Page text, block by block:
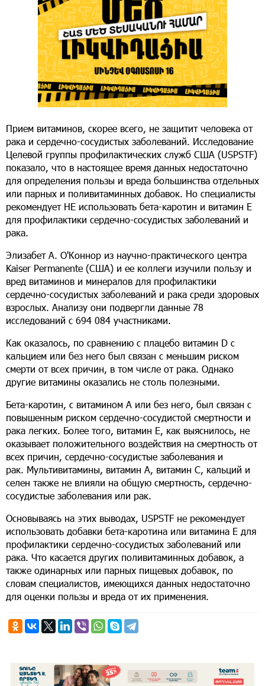
Прием витаминов, скорее всего, не защитит человека от
рака и сердечно-сосудистых заболеваний. Исследование
Целевой группы профилактических служб США (USPSTF)
показало, что в настоящее время данных недостаточно
для определения пользы и вреда большинства отдельных
или парных и поливитаминных добавок. Но специалисты
рекомендует НЕ использовать бета-каротин и витамин E
для профилактики сердечно-сосудистых заболеваний и
рака.
Элизабет А. О'Коннор из научно-практического центра
Kaiser Permanente (США) и ее коллеги изучили пользу и
вред витаминов и минералов для профилактики
сердечно-сосудистых заболеваний и рака среди здоровых
взрослых. Анализу они подвергли данные 78
исследований с 694 084 участниками.
Как оказалось, по сравнению с плацебо витамин D с
кальцием или без него был связан с меньшим риском
смерти от всех причин, в том числе от рака. Однако
другие витамины оказались не столь полезными.
Бета-каротин, с витамином А или без него, был связан с
повышенным риском сердечно-сосудистой смертности и
рака легких. Более того, витамин Е, как выяснилось, не
оказывает положительного воздействия на смертность от
всех причин, сердечно-сосудистые заболевания и
рак. Мультивитамины, витамин А, витамин С, кальций и
селен также не влияли на общую смертность, сердечно-
сосудистые заболевания или рак.
Основываясь на этих выводах, USPSTF не рекомендует
использовать добавки бета-каротина или витамина E для
профилактики сердечно-сосудистых заболеваний или
рака. Что касается других поливитаминных добавок, а
также одинарных или парных пищевых добавок, по
словам специалистов, имеющихся данных недостаточно
для оценки пользы и вреда от их применения.